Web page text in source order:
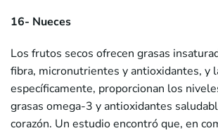
16- Nueces
Los frutos secos ofrecen grasas
fibra, micronutrientes y antioxidantes, y
específicamente, proporcionan los
grasas omega-3 y antioxidantes
corazón. Un estudio encontró que, en